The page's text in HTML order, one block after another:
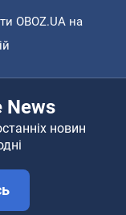
OBOZ.UA на
News
новин